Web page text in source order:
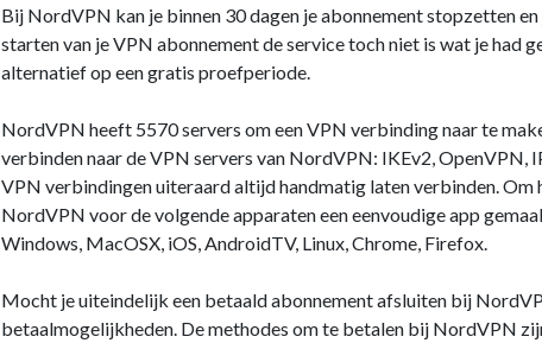
Bij NordVPN kan je binnen 30 dagen je abonnement stopzetten
starten van je VPN abonnement de service toch niet is wat je had
alternatief op een gratis proefperiode.
NordVPN heeft 5570 servers om een VPN verbinding naar te
verbinden naar de VPN servers van NordVPN: IKEv2, OpenVPN,
VPN verbindingen uiteraard altijd handmatig laten verbinden.
NordVPN voor de volgende apparaten een eenvoudige app
Windows, MacOSX, iOS, AndroidTV, Linux, Chrome, Firefox.
Mocht je uiteindelijk een betaald abonnement afsluiten bij
betaalmogelijkheden. De methodes om te betalen bij NordVPN